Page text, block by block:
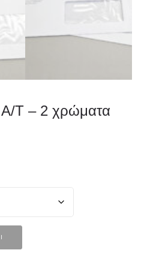
Τ – 2 χρώματα